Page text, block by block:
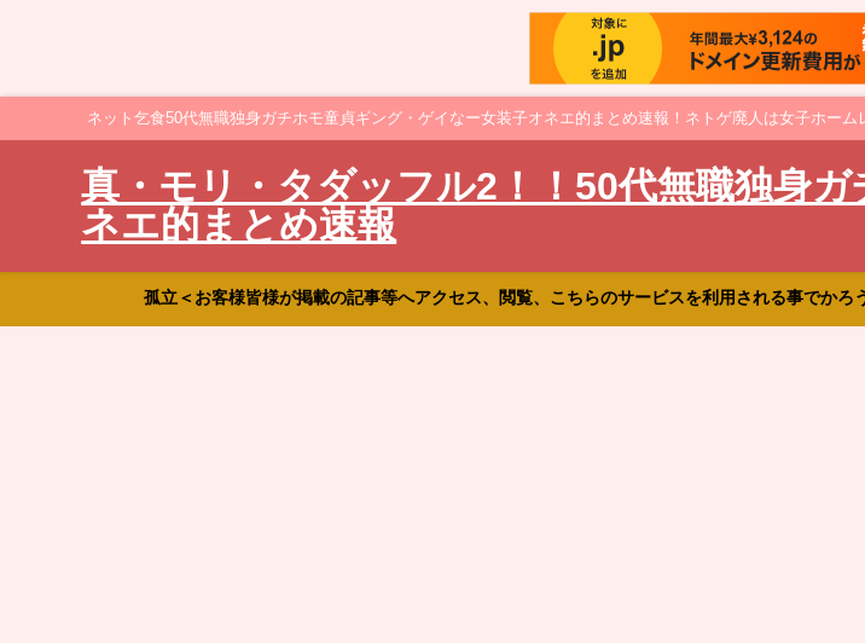
ネット乞食50代無職独身ガチホモ童貞ギング・ゲイなー女装子オネエ的まとめ速報！ネトゲ廃人は女子ホー
真・モリ・タダッフル2！！50代無職独身
ネエ的まとめ速報
孤立＜お客様皆様が掲載の記事等へアクセス、閲覧、こちらのサービスを利用される事でか